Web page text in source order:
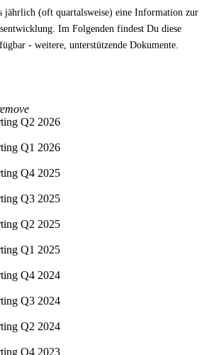
jährlich (oft quartalsweise) eine Information zur
Im Folgenden findest Du diese
- weitere, unterstützende Dokumente.
Q2 2026
Q1 2026
Q4 2025
Q3 2025
Q2 2025
Q1 2025
Q4 2024
Q3 2024
Q2 2024
Q4 2023